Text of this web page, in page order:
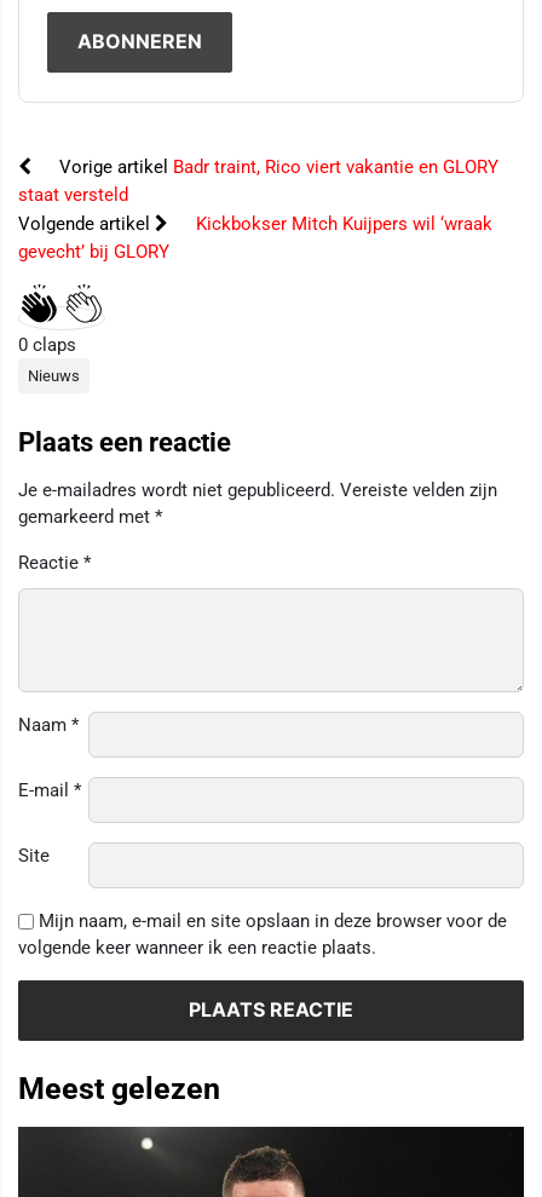
Vorige artikel Badr traint, Rico viert vakantie en GLORY
staat versteld
Volgende artikel
Kickbokser Mitch Kuijpers wil ‘wraak
gevecht’ bij GLORY
0 claps
Nieuws
Plaats een reactie
Je e-mailadres wordt niet gepubliceerd. Vereiste velden zijn
gemarkeerd met *
Reactie *
Naam *
E-mail *
Site
Mijn naam, e-mail en site opslaan in deze browser voor de
volgende keer wanneer ik een reactie plaats.
Meest gelezen